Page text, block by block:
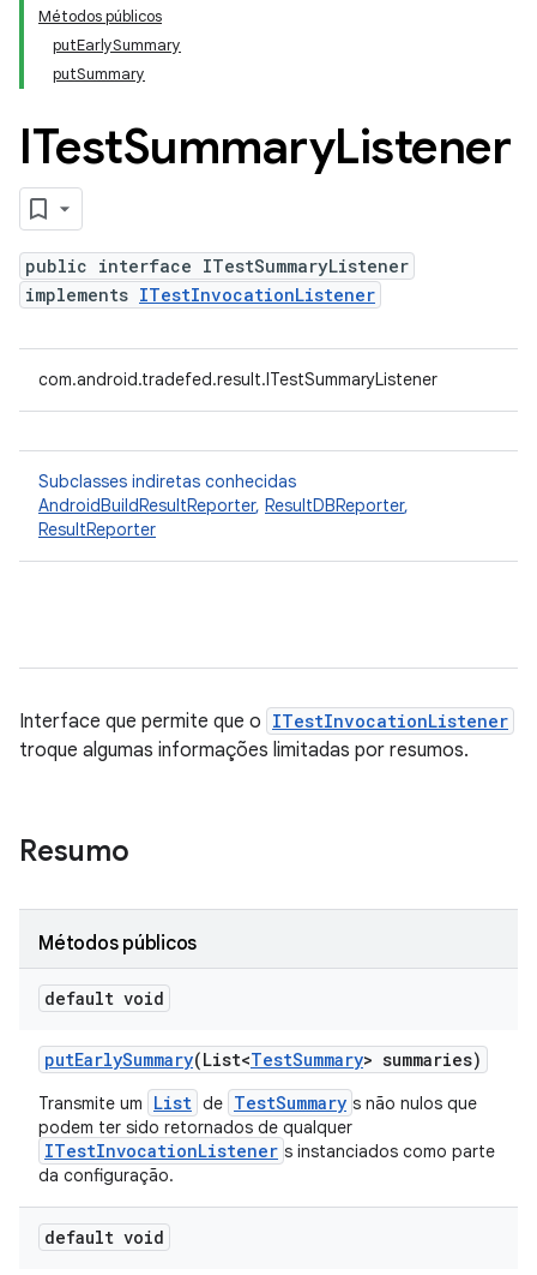
Métodos públicos
putEarlySummary
putSummary
ITestSummaryListener
public interface ITestSummaryListener
implements ITestInvocationListener
com.android.tradefed.result.ITestSummaryListener
Subclasses indiretas conhecidas
AndroidBuildResultReporter, ResultDBReporter,
ResultReporter
Interface que permite que o ITestInvocationListener
troque algumas informações limitadas por resumos.
Resumo
Métodos públicos
default void
putEarlySummary(List<TestSummary> summaries)
Transmite um List de TestSummary s não nulos que
podem ter sido retornados de qualquer
ITestInvocationListener s instanciados como parte
da configuração.
default void